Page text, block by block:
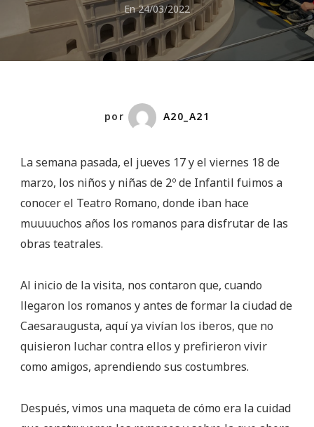
En24/03/2022
por A20_A21
La semana pasada, el jueves 17 y el viernes 18 de
marzo, los niños y niñas de 2º de Infantil fuimos a
conocer el Teatro Romano, donde iban hace
muuuuchos años los romanos para disfrutar de las
obras teatrales.
Al inicio de la visita, nos contaron que, cuando
llegaron los romanos y antes de formar la ciudad de
Caesaraugusta, aquí ya vivían los iberos, que no
quisieron luchar contra ellos y prefirieron vivir
como amigos, aprendiendo sus costumbres.
Después, vimos una maqueta de cómo era la cuidad